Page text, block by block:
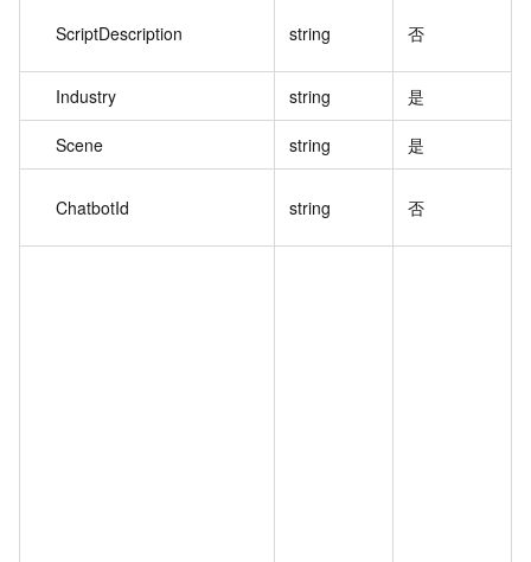
ScriptDescription string 否
Industry string 是
Scene string 是
ChatbotId string 否